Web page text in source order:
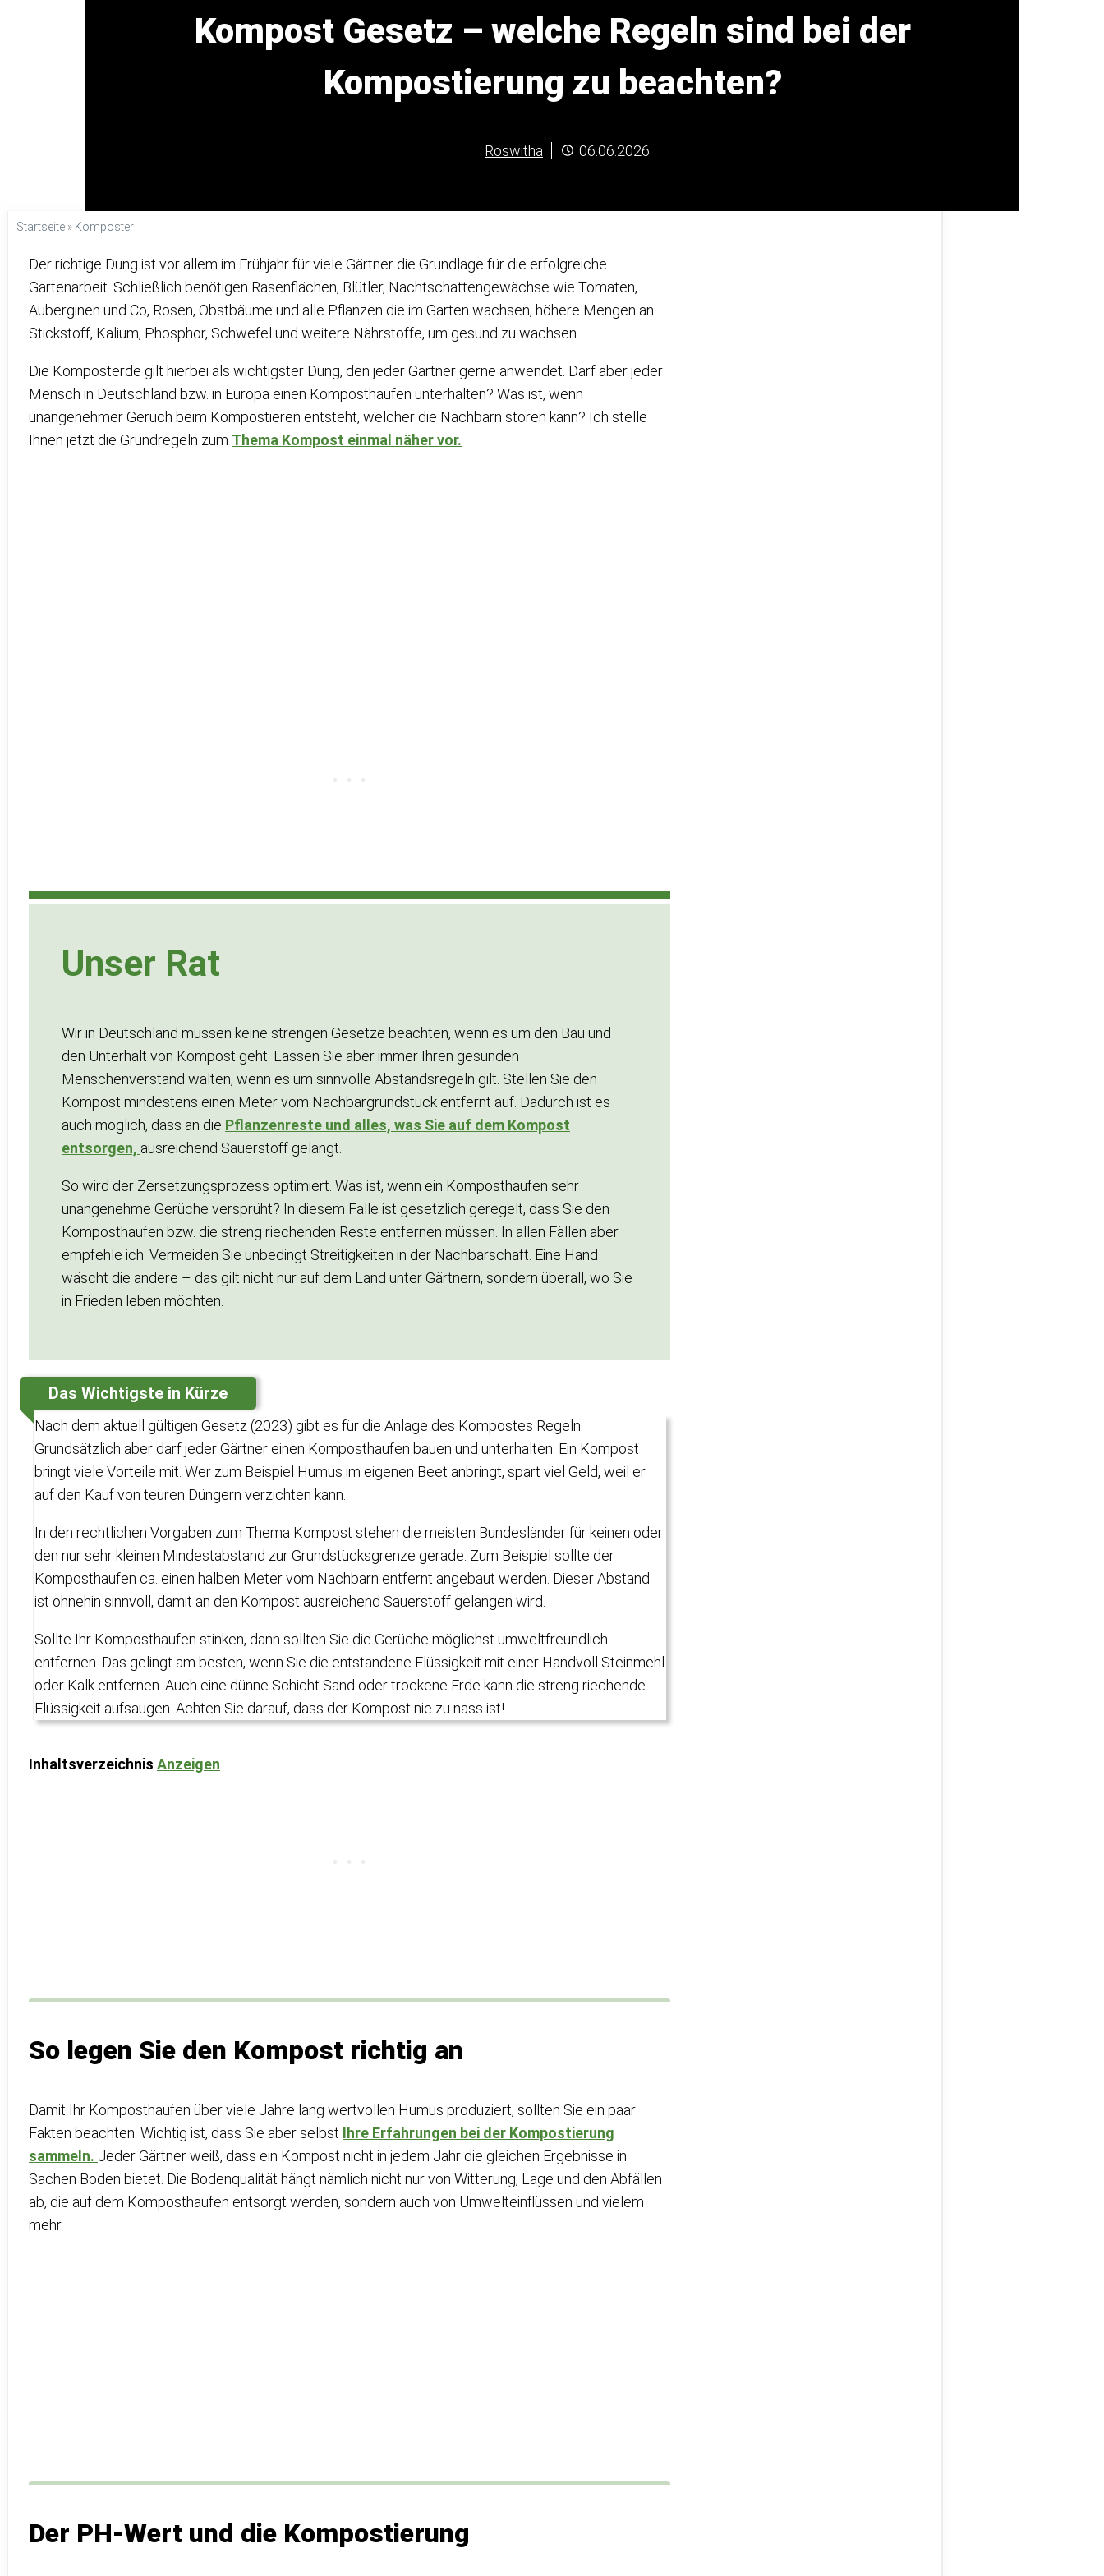
Kompost Gesetz – welche Regeln sind bei der
Kompostierung zu beachten?
Roswitha 06.06.2026
Startseite » Komposter
Der richtige Dung ist vor allem im Frühjahr für viele Gärtner die Grundlage für die erfolgreiche
Gartenarbeit. Schließlich benötigen Rasenflächen, Blütler, Nachtschattengewächse wie Tomaten,
Auberginen und Co, Rosen, Obstbäume und alle Pflanzen die im Garten wachsen, höhere Mengen an
Stickstoff, Kalium, Phosphor, Schwefel und weitere Nährstoffe, um gesund zu wachsen.
Die Komposterde gilt hierbei als wichtigster Dung, den jeder Gärtner gerne anwendet. Darf aber jeder
Mensch in Deutschland bzw. in Europa einen Komposthaufen unterhalten? Was ist, wenn
unangenehmer Geruch beim Kompostieren entsteht, welcher die Nachbarn stören kann? Ich stelle
Ihnen jetzt die Grundregeln zum Thema Kompost einmal näher vor.
Unser Rat
Wir in Deutschland müssen keine strengen Gesetze beachten, wenn es um den Bau und
den Unterhalt von Kompost geht. Lassen Sie aber immer Ihren gesunden
Menschenverstand walten, wenn es um sinnvolle Abstandsregeln gilt. Stellen Sie den
Kompost mindestens einen Meter vom Nachbargrundstück entfernt auf. Dadurch ist es
auch möglich, dass an die Pflanzenreste und alles, was Sie auf dem Kompost
entsorgen, ausreichend Sauerstoff gelangt.
So wird der Zersetzungsprozess optimiert. Was ist, wenn ein Komposthaufen sehr
unangenehme Gerüche versprüht? In diesem Falle ist gesetzlich geregelt, dass Sie den
Komposthaufen bzw. die streng riechenden Reste entfernen müssen. In allen Fällen aber
empfehle ich: Vermeiden Sie unbedingt Streitigkeiten in der Nachbarschaft. Eine Hand
wäscht die andere – das gilt nicht nur auf dem Land unter Gärtnern, sondern überall, wo Sie
in Frieden leben möchten.
Das Wichtigste in Kürze
Nach dem aktuell gültigen Gesetz (2023) gibt es für die Anlage des Kompostes Regeln.
Grundsätzlich aber darf jeder Gärtner einen Komposthaufen bauen und unterhalten. Ein Kompost
bringt viele Vorteile mit. Wer zum Beispiel Humus im eigenen Beet anbringt, spart viel Geld, weil er
auf den Kauf von teuren Düngern verzichten kann.
In den rechtlichen Vorgaben zum Thema Kompost stehen die meisten Bundesländer für keinen oder
den nur sehr kleinen Mindestabstand zur Grundstücksgrenze gerade. Zum Beispiel sollte der
Komposthaufen ca. einen halben Meter vom Nachbarn entfernt angebaut werden. Dieser Abstand
ist ohnehin sinnvoll, damit an den Kompost ausreichend Sauerstoff gelangen wird.
Sollte Ihr Komposthaufen stinken, dann sollten Sie die Gerüche möglichst umweltfreundlich
entfernen. Das gelingt am besten, wenn Sie die entstandene Flüssigkeit mit einer Handvoll Steinmehl
oder Kalk entfernen. Auch eine dünne Schicht Sand oder trockene Erde kann die streng riechende
Flüssigkeit aufsaugen. Achten Sie darauf, dass der Kompost nie zu nass ist!
Inhaltsverzeichnis Anzeigen
So legen Sie den Kompost richtig an
Damit Ihr Komposthaufen über viele Jahre lang wertvollen Humus produziert, sollten Sie ein paar
Fakten beachten. Wichtig ist, dass Sie aber selbst Ihre Erfahrungen bei der Kompostierung
sammeln. Jeder Gärtner weiß, dass ein Kompost nicht in jedem Jahr die gleichen Ergebnisse in
Sachen Boden bietet. Die Bodenqualität hängt nämlich nicht nur von Witterung, Lage und den Abfällen
ab, die auf dem Komposthaufen entsorgt werden, sondern auch von Umwelteinflüssen und vielem
mehr.
Der PH-Wert und die Kompostierung